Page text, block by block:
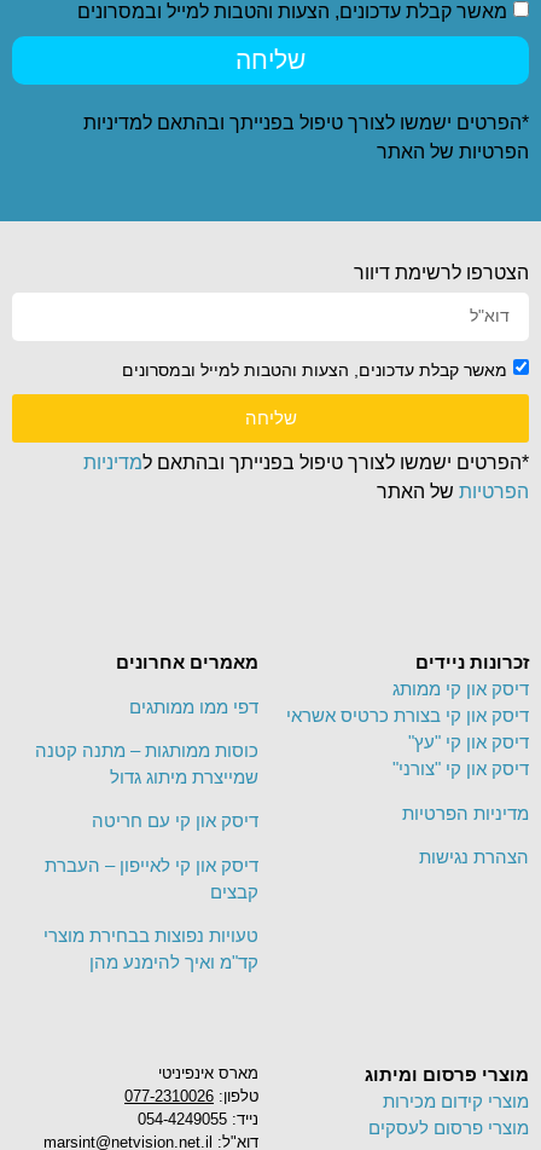
מאשר קבלת עדכונים, הצעות והטבות למייל ובמסרונים
שליחה
*הפרטים ישמשו לצורך טיפול בפנייתך ובהתאם למדיניות
הפרטיות של האתר
מארס אינפיניטי
טלפון: 077-2310026
נייד: 054-4249055
דוא"ל: marsint@netvision.net.il
מוצרי פרסום ומיתוג
מוצרי קידום מכירות
מוצרי פרסום לעסקים
מאמרים אחרונים
דפי ממו ממותגים
כוסות ממותגות – מתנה קטנה
שמייצרת מיתוג גדול
דיסק און קי עם חריטה
דיסק און קי לאייפון – העברת
קבצים
טעויות נפוצות בבחירת מוצרי
קד"מ ואיך להימנע מהן
זכרונות ניידים
דיסק און קי ממותג
דיסק און קי בצורת כרטיס אשראי
דיסק און קי "עץ"
דיסק און קי "צורני"
מדיניות הפרטיות
הצהרת נגישות
הצטרפו לרשימת דיוור
מאשר קבלת עדכונים, הצעות והטבות למייל ובמסרונים
שליחה
*הפרטים ישמשו לצורך טיפול בפנייתך ובהתאם למדיניות
הפרטיות של האתר